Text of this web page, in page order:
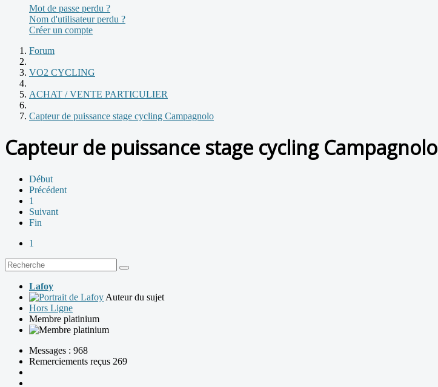
Mot de passe perdu ?
Nom d'utilisateur perdu ?
Créer un compte
Forum
VO2 CYCLING
ACHAT / VENTE PARTICULIER
Capteur de puissance stage cycling Campagnolo
Capteur de puissance stage cycling Campagnolo
Début
Précédent
1
Suivant
Fin
1
Lafoy
Auteur du sujet
Hors Ligne
Membre platinium
Messages : 968
Remerciements reçus 269